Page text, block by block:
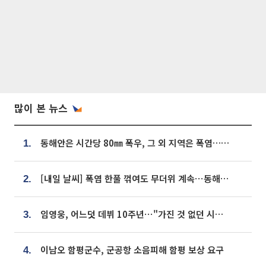
많이 본 뉴스
1. 동해안은 시간당 80㎜ 폭우, 그 외 지역은 폭염…‘극과 극 날씨’
2. [내일 날씨] 폭염 한풀 꺾여도 무더위 계속⋯동해안 이틀 연속 비
3. 임영웅, 어느덧 데뷔 10주년⋯"가진 것 없던 시절, 내 앞엔 20명의 팬뿐"
4. 이남오 함평군수, 군공항 소음피해 함평 보상 요구